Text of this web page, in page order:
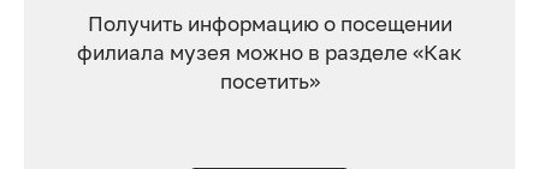
Получить информацию о посещении
филиала музея можно в разделе «Как
посетить»